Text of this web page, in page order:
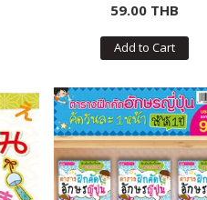
59.00 THB
Add to Cart